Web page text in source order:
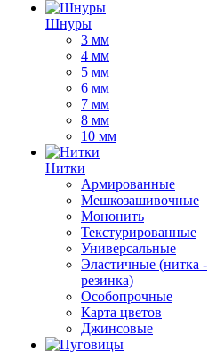
Шнуры
3 мм
4 мм
5 мм
6 мм
7 мм
8 мм
10 мм
Нитки
Армированные
Мешкозашивочные
Мононить
Текстурированные
Универсальные
Эластичные (нитка -
резинка)
Особопрочные
Карта цветов
Джинсовые